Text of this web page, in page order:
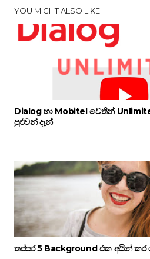
YOU MIGHT ALSO LIKE
Dialog හා Mobitel වෙතින්
පුළුවන් දැන්
තප්පර 5 Background එක අයින් කර